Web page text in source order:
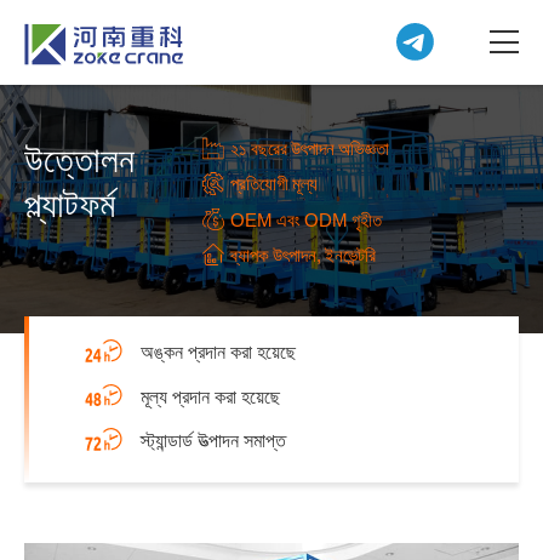
উত্তোলন
প্ল্যাটফর্ম
২১ বছরের উৎপাদন অভিজ্ঞতা
প্রতিযোগী মূল্য
OEM এবং ODM গৃহীত
ব্যাপক উৎপাদন, ইনভেন্টরি
অঙ্কন প্রদান করা হয়েছে
মূল্য প্রদান করা হয়েছে
স্ট্যান্ডার্ড উত্পাদন সমাপ্ত